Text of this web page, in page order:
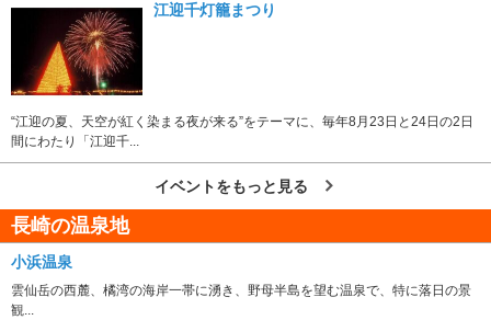
江迎千灯籠まつり
“江迎の夏、天空が紅く染まる夜が来る”をテーマに、毎年8月23日と24日の2日
間にわたり「江迎千...
イベントをもっと見る
長崎の温泉地
小浜温泉
雲仙岳の西麓、橘湾の海岸一帯に湧き、野母半島を望む温泉で、特に落日の景
観...